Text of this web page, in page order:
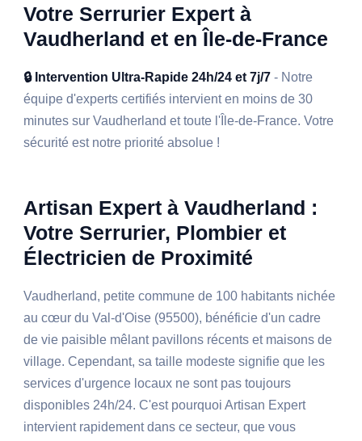
Votre Serrurier Expert à
Vaudherland et en Île-de-France
🔒 Intervention Ultra-Rapide 24h/24 et 7j/7 - Notre
équipe d'experts certifiés intervient en moins de 30
minutes sur Vaudherland et toute l'Île-de-France. Votre
sécurité est notre priorité absolue !
Artisan Expert à Vaudherland :
Votre Serrurier, Plombier et
Électricien de Proximité
Vaudherland, petite commune de 100 habitants nichée
au cœur du Val-d'Oise (95500), bénéficie d'un cadre
de vie paisible mêlant pavillons récents et maisons de
village. Cependant, sa taille modeste signifie que les
services d'urgence locaux ne sont pas toujours
disponibles 24h/24. C'est pourquoi Artisan Expert
intervient rapidement dans ce secteur, que vous